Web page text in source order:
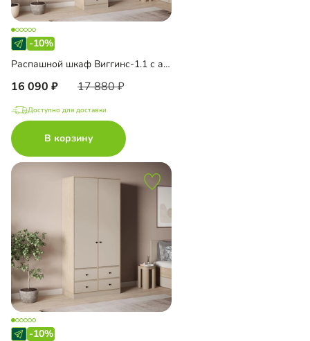
-10%
Распашной шкаф Виггинс-1.1 с антресолью
16 090 17 880
Доступно для доставки
В корзину
-10%